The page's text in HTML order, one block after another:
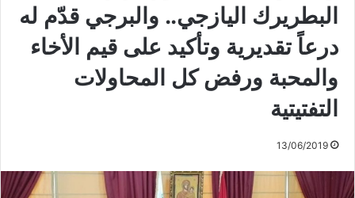
البطريرك اليازجي.. والبرجي قدّم له
درعاً تقديرية وتأكيد على قيم الأخاء
والمحبة ورفض كل المحاولات
التفتيتية
13/06/2019